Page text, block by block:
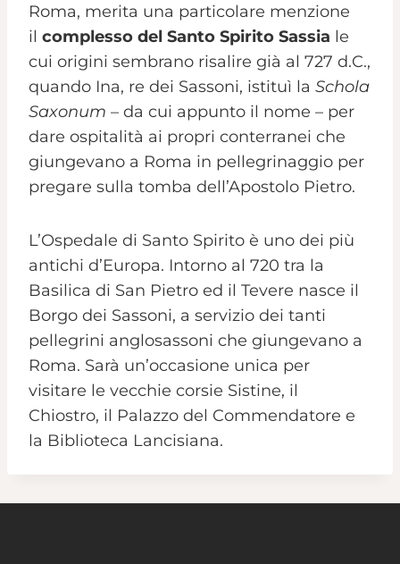
Roma, merita una particolare menzione
il complesso del Santo Spirito Sassia le
cui origini sembrano risalire già al 727 d.C.,
quando Ina, re dei Sassoni, istituì la Schola
Saxonum – da cui appunto il nome – per
dare ospitalità ai propri conterranei che
giungevano a Roma in pellegrinaggio per
pregare sulla tomba dell’Apostolo Pietro.
L’Ospedale di Santo Spirito è uno dei più
antichi d’Europa. Intorno al 720 tra la
Basilica di San Pietro ed il Tevere nasce il
Borgo dei Sassoni, a servizio dei tanti
pellegrini anglosassoni che giungevano a
Roma. Sarà un’occasione unica per
visitare le vecchie corsie Sistine, il
Chiostro, il Palazzo del Commendatore e
la Biblioteca Lancisiana.